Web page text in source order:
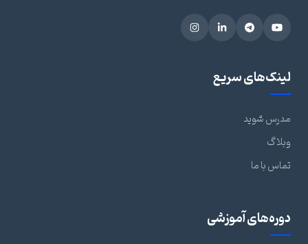
لینک‌های سریع
مدرس شوید
وبلاگ
تماس با ما
دوره‌های آموزشی